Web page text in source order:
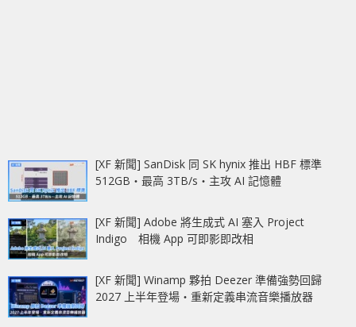
[XF 新聞] SanDisk 同 SK hynix 推出 HBF 標準
512GB‧最高 3TB/s‧主攻 AI 記憶體
[XF 新聞] Adobe 將生成式 AI 塞入 Project
Indigo 相機 App 可即影即改相
[XF 新聞] Winamp 夥拍 Deezer 準備強勢回歸
2027 上半年登場‧重新定義串流音樂播放器